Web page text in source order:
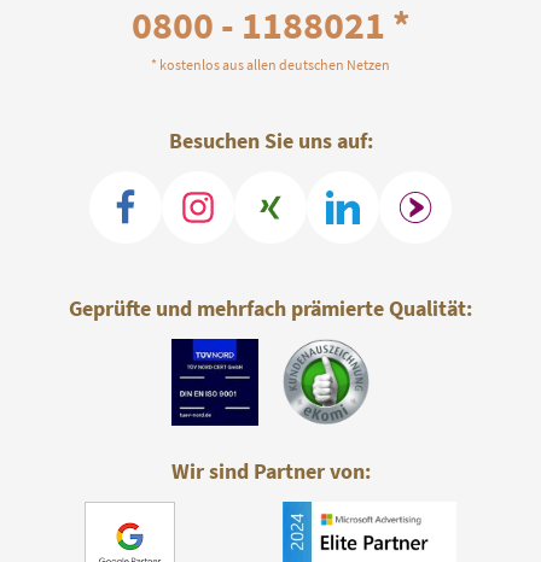
0800 - 1188021 *
* kostenlos aus allen deutschen Netzen
Besuchen Sie uns auf:
Geprüfte und mehrfach prämierte Qualität:
Wir sind Partner von: